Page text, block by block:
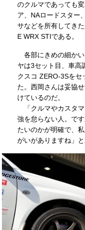
のクルマであっても
ア、NAロードスター
サなどを所有してき
E WRX STIである。
各部にきめの細か
ヤは3セット目、車高
クスコ ZERO-3Sをセ
た。西岡さんは妥協
けているのだ。
「クルマやカスタ
強を怠らない人。で
たいのかが明確で、
がいがありますね」